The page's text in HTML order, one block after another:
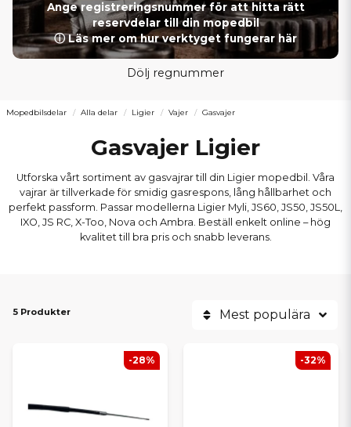
Ange registreringsnummer för att hitta rätt
reservdelar till din mopedbil
ⓘ Läs mer om hur verktyget fungerar här
Dölj regnummer
Mopedbilsdelar Alla delar Ligier Vajer Gasvajer
Gasvajer Ligier
Utforska vårt sortiment av gasvajrar till din Ligier mopedbil. Våra
vajrar är tillverkade för smidig gasrespons, lång hållbarhet och
perfekt passform. Passar modellerna Ligier Myli, JS60, JS50, JS50L,
IXO, JS RC, X-Too, Nova och Ambra. Beställ enkelt online – hög
kvalitet till bra pris och snabb leverans.
5 Produkter Mest populära
-28% -32%